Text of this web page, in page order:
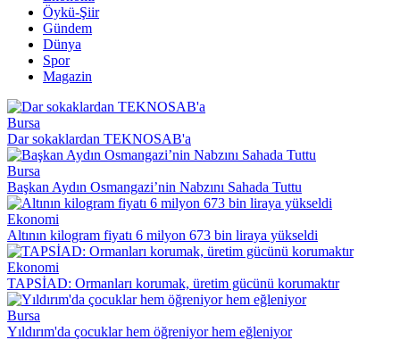
Öykü-Şiir
Gündem
Dünya
Spor
Magazin
Bursa
Dar sokaklardan TEKNOSAB'a
Bursa
Başkan Aydın Osmangazi’nin Nabzını Sahada Tuttu
Ekonomi
Altının kilogram fiyatı 6 milyon 673 bin liraya yükseldi
Ekonomi
TAPSİAD: Ormanları korumak, üretim gücünü korumaktır
Bursa
Yıldırım'da çocuklar hem öğreniyor hem eğleniyor